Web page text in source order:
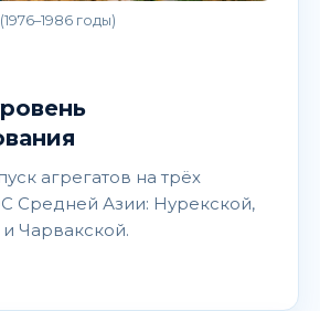
годы)
агрегатов на трёх
Средней Азии: Нурекской,
и Чарвакской.